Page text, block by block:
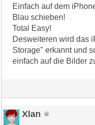
Einfach auf dem
Blau schieben!
Total Easy!
Desweiteren wird das
Storage" erkannt und
einfach auf die Bilder
Xlan